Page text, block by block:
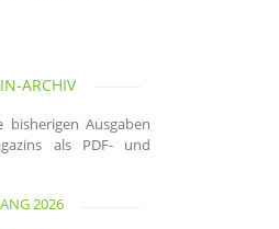
ARCHIV
Ausgaben
als PDF- und
2026